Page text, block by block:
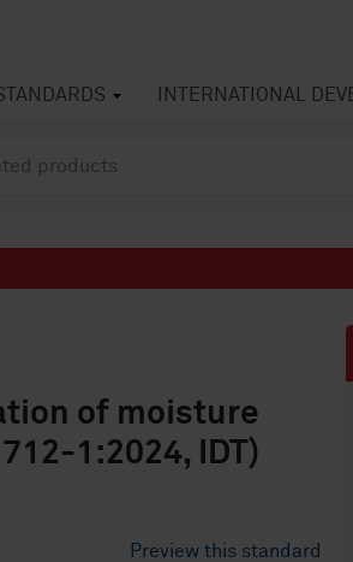
INTERNATIONAL
of moisture
1:2024, IDT)
Preview this standard